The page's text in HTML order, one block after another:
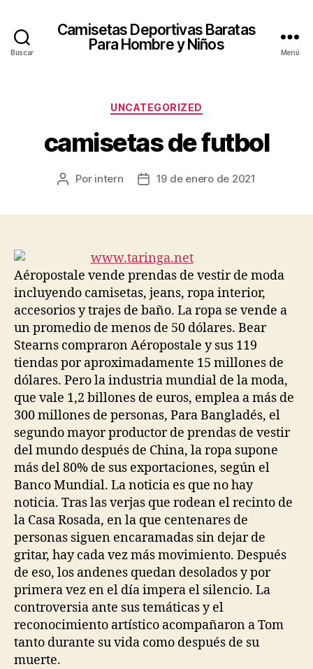
Buscar
Camisetas Deportivas Baratas
Para Hombre y Niños
Menú
Categorías
UNCATEGORIZED
camisetas de futbol
Autor
Por intern
Fecha19 de enero de 2021
Aéropostale vende prendas de vestir de moda
incluyendo camisetas, jeans, ropa interior,
accesorios y trajes de baño. La ropa se vende a
un promedio de menos de 50 dólares. Bear
Stearns compraron Aéropostale y sus 119
tiendas por aproximadamente 15 millones de
dólares. Pero la industria mundial de la moda,
que vale 1,2 billones de euros, emplea a más de
300 millones de personas, Para Bangladés, el
segundo mayor productor de prendas de vestir
del mundo después de China, la ropa supone
más del 80% de sus exportaciones, según el
Banco Mundial. La noticia es que no hay
noticia. Tras las verjas que rodean el recinto de
la Casa Rosada, en la que centenares de
personas siguen encaramadas sin dejar de
gritar, hay cada vez más movimiento. Después
de eso, los andenes quedan desolados y por
primera vez en el día impera el silencio. La
controversia ante sus temáticas y el
reconocimiento artístico acompañaron a Tom
tanto durante su vida como después de su
muerte.